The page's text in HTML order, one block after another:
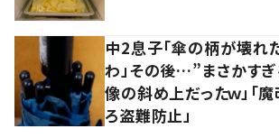
中2息子「傘の柄が壊れ
わ」その後…”まさかす
像の斜め上だったｗ」「魔
ろ盗難防止」